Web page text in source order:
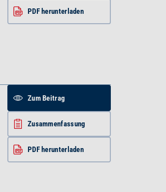
PDF herunterladen
Zum Beitrag
Zusammenfassung
PDF herunterladen